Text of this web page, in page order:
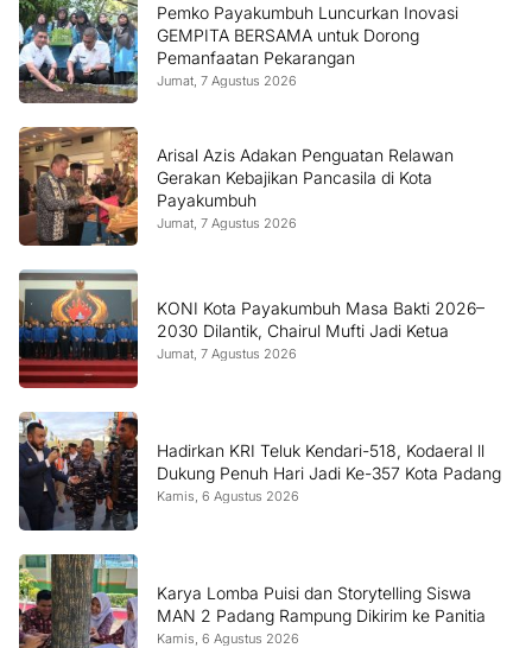
Pemko Payakumbuh Luncurkan Inovasi
GEMPITA BERSAMA untuk Dorong
Pemanfaatan Pekarangan
Jumat, 7 Agustus 2026
Arisal Azis Adakan Penguatan Relawan
Gerakan Kebajikan Pancasila di Kota
Payakumbuh
Jumat, 7 Agustus 2026
KONI Kota Payakumbuh Masa Bakti 2026–
2030 Dilantik, Chairul Mufti Jadi Ketua
Jumat, 7 Agustus 2026
Hadirkan KRI Teluk Kendari-518, Kodaeral ll
Dukung Penuh Hari Jadi Ke-357 Kota Padang
Kamis, 6 Agustus 2026
Karya Lomba Puisi dan Storytelling Siswa
MAN 2 Padang Rampung Dikirim ke Panitia
Kamis, 6 Agustus 2026